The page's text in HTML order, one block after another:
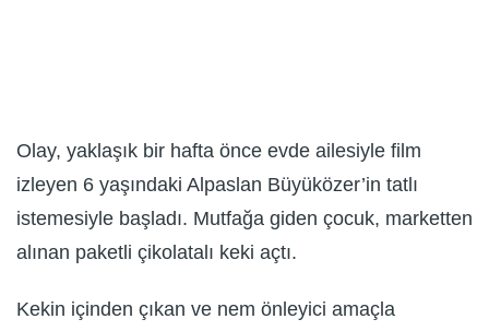
Olay, yaklaşık bir hafta önce evde ailesiyle film
izleyen 6 yaşındaki Alpaslan Büyüközer’in tatlı
istemesiyle başladı. Mutfağa giden çocuk, marketten
alınan paketli çikolatalı keki açtı.
Kekin içinden çıkan ve nem önleyici amaçla